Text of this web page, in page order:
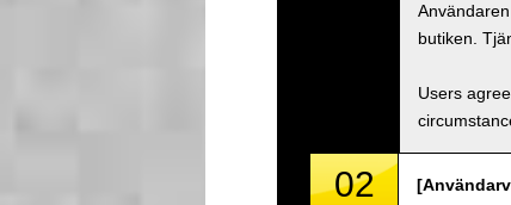
butiken.
Users
02